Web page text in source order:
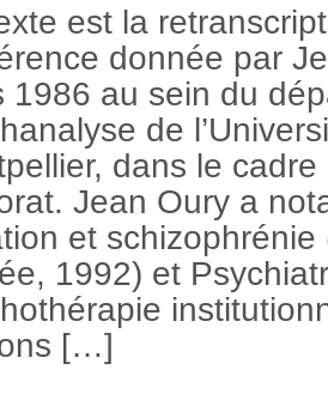
est la
donnée par
1986 au sein du
de
dans le
Jean Oury a
et
1992) et
[…]